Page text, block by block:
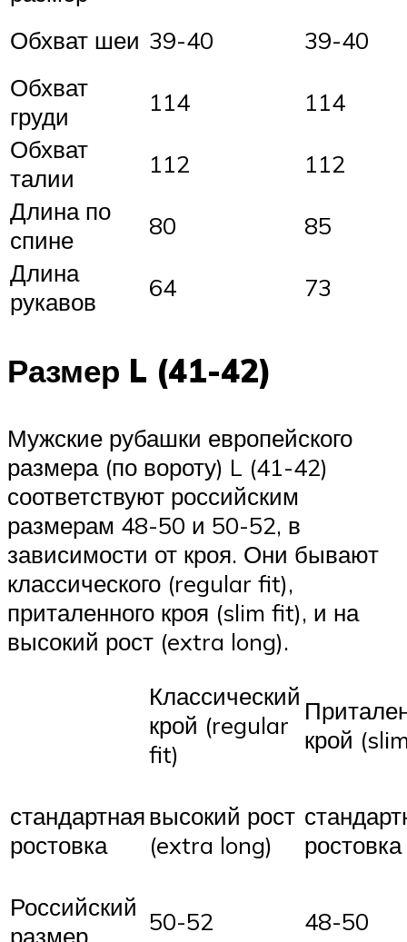
Обхват шеи 39-40
39-40
Обхват
груди
114
114
Обхват
талии
112
112
Длина по
спине
80
85
Длина
рукавов
64 73
Размер L (41-42)
Мужские рубашки европейского
размера (по вороту) L (41-42)
соответствуют российским
размерам 48-50 и 50-52, в
зависимости от кроя. Они бывают
классического (regular fit),
приталенного кроя (slim fit), и на
высокий рост (extra long).
Классический
крой (regular
fit)
крой
стандартная
ростовка
высокий рост
(extra long)
ростовка
Российский
размер
50-52 48-50